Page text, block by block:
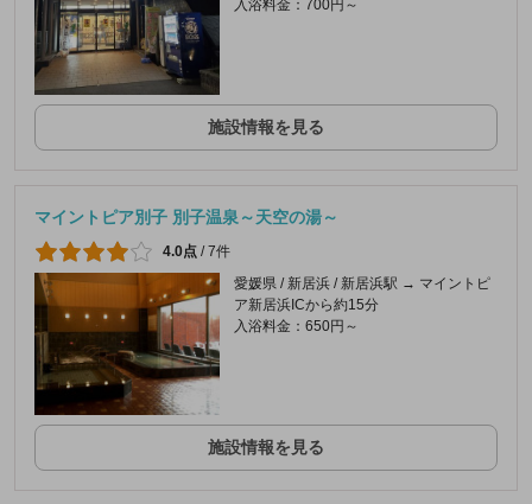
入浴料金：700円～
施設情報を見る
マイントピア別子 別子温泉～天空の湯～
4.0点 /7件
愛媛県 / 新居浜 / 新居浜駅 → マイントピ
ア新居浜ICから約15分
入浴料金：650円～
施設情報を見る